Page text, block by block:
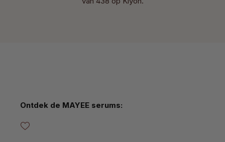
Productgalerij overslaan
Ontdek de MAYEE serums: